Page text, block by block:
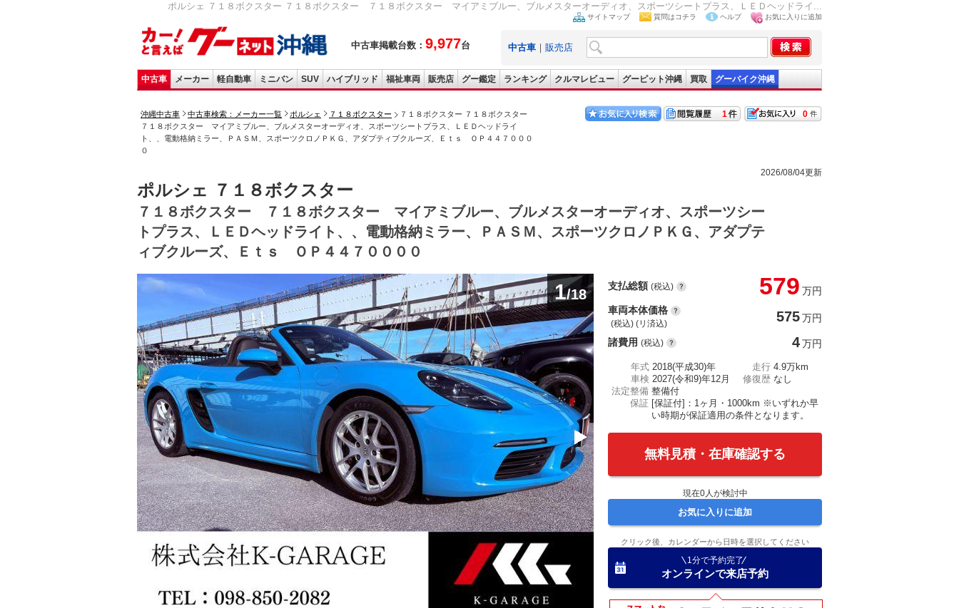
ポルシェ ７１８ボクスター ７１８ボクスター ７１８ボクスター マイアミブルー、ブルメスターオーディオ、スポーツシートプラス、ＬＥＤヘッドライ...
中古車掲載台数： 9,977台
サイトマップ 質問はコチラ ヘルプ お気に入りに追加
中古車 ｜ 販売店
中古車 メーカー 軽自動車 ミニバン SUV ハイブリッド 福祉車両 販売店 グー鑑定 ランキング クルマレビュー グーピット沖縄 買取 グーバイク沖縄
沖縄中古車 中古車検索：メーカー一覧 ポルシェ ７１８ボクスター
７１８ボクスター ７１８ボクスター
７１８ボクスター マイアミブルー、ブルメスターオーディオ、スポーツシートプラス、ＬＥＤヘッドライ
ト、、電動格納ミラー、ＰＡＳＭ、スポーツクロノＰＫＧ、アダプティブクルーズ、Ｅｔｓ ＯＰ４４７０００
０
0
1
2026/08/04更新
ポルシェ ７１８ボクスター
７１８ボクスター ７１８ボクスター マイアミブルー、ブルメスターオーディオ、スポーツシー
トプラス、ＬＥＤヘッドライト、、電動格納ミラー、ＰＡＳＭ、スポーツクロノＰＫＧ、アダプテ
ィブクルーズ、Ｅｔｓ ＯＰ４４７００００
1/18
支払総額 (税込) 579 万円
車両本体価格
(税込) (リ済込) 575万円
諸費用 (税込) 4万円
年式 2018(平成30)年 走行 4.9万km
車検 2027(令和9)年12月 修復歴 なし
法定整備 整備付
保証 [保証付]：1ヶ月・1000km ※いずれか早
い時期が保証適用の条件となります。
無料見積・在庫確認する
現在0人が検討中
お気に入りに追加
クリック後、カレンダーから日時を選択してください
1分で予約完了
オンラインで来店予約